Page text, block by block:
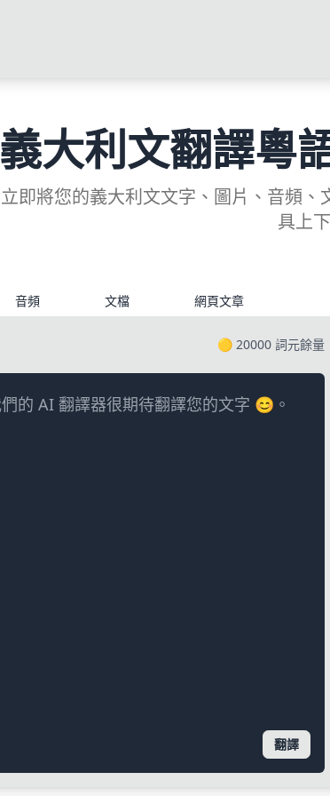
義大利文翻譯粵
立即將您的義大利文文字、圖片、音頻
具上
音頻 文檔 網頁文章
🟡 20000 詞元餘量
翻譯